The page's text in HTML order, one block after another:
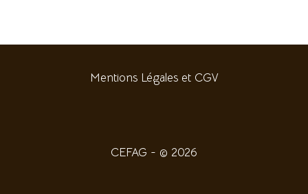
Mentions Légales et CGV
CEFAG - © 2026